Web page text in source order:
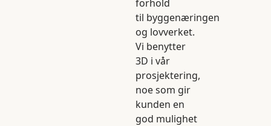
forhold
til byggenæringen
og lovverket.
Vi benytter
3D i vår
prosjektering,
noe som gir
kunden en
god mulighet